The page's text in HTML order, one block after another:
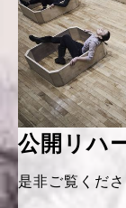
公開リハ
是非ご覧くだ